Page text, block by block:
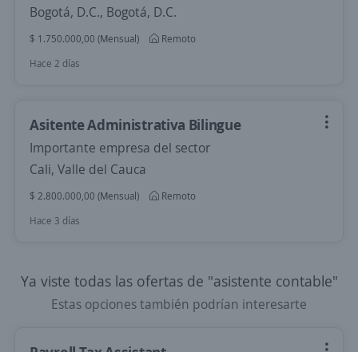
Bogotá, D.C., Bogotá, D.C.
$ 1.750.000,00 (Mensual)
Remoto
Hace 2 días
Asitente Administrativa Bilingue
Importante empresa del sector
Cali, Valle del Cauca
$ 2.800.000,00 (Mensual)
Remoto
Hace 3 días
Ya viste todas las ofertas de "asistente contable"
Estas opciones también podrían interesarte